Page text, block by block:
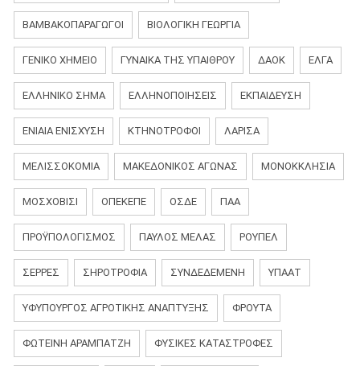
ΒΑΜΒΑΚΟΠΑΡΑΓΩΓΟΊ ΒΙΟΛΟΓΙΚΉ ΓΕΩΡΓΊΑ
ΓΕΝΙΚΌ ΧΗΜΕΊΟ ΓΥΝΑΊΚΑ ΤΗΣ ΥΠΑΊΘΡΟΥ ΔΑΟΚ ΕΛΓΑ
ΕΛΛΗΝΙΚΟ ΣΗΜΑ ΕΛΛΗΝΟΠΟΙΗΣΕΙΣ ΕΚΠΑΊΔΕΥΣΗ
ΕΝΙΑΊΑ ΕΝΊΣΧΥΣΗ ΚΤΗΝΟΤΡΟΦΟΙ ΛΆΡΙΣΑ
ΜΕΛΙΣΣΟΚΟΜΙΑ ΜΑΚΕΔΟΝΙΚΌΣ ΑΓΏΝΑΣ ΜΟΝΟΚΚΛΗΣΙΆ
ΜΟΣΧΟΒΙΣΊ ΟΠΕΚΕΠΕ ΟΣΔΕ ΠΑΑ
ΠΡΟΫΠΟΛΟΓΙΣΜΟΣ ΠΑΎΛΟΣ ΜΕΛΆΣ ΡΟΎΠΕΛ
ΣΕΡΡΕΣ ΣΗΡΟΤΡΟΦΙΑ ΣΥΝΔΕΔΕΜΕΝΗ ΥΠΑΑΤ
ΥΦΥΠΟΥΡΓΟΣ ΑΓΡΟΤΙΚΗΣ ΑΝΑΠΤΥΞΗΣ ΦΡΟΥΤΑ
ΦΩΤΕΙΝΗ ΑΡΑΜΠΑΤΖΗ ΦΥΣΙΚΈΣ ΚΑΤΑΣΤΡΟΦΈΣ